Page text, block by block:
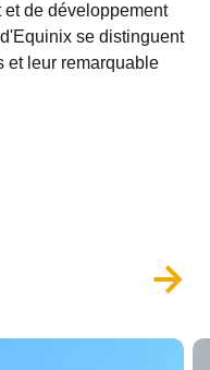
de développement
se distinguent
et leur remarquable